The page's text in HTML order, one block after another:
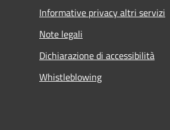
Informative privacy altri servizi
Note legali
Dichiarazione di accessibilità
Whistleblowing